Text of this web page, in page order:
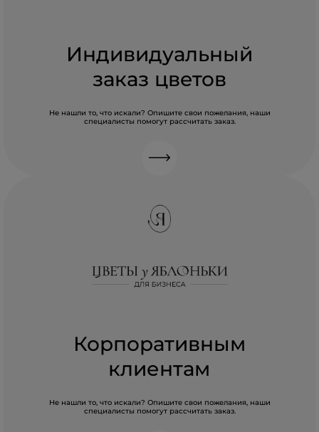
Индивидуальный
заказ цветов
Не нашли то, что искали? Опишите свои пожелания, наши
специалисты помогут рассчитать заказ.
Корпоративным
клиентам
Не нашли то, что искали? Опишите свои пожелания, наши
специалисты помогут рассчитать заказ.